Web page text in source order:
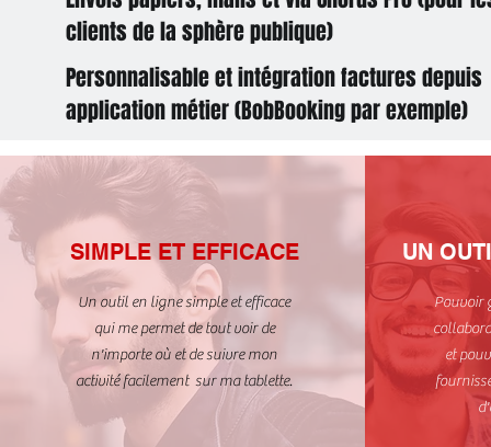
clients de la sphère publique)
Personnalisable et intégration factures depuis
application métier (BobBooking par exemple)
SIMPLE ET EFFICACE
Un outil en ligne simple et efficace
qui me permet de tout voir de
n'importe où et de suivre mon
activité facilement sur ma tablette.
UN
Pouvoir
et